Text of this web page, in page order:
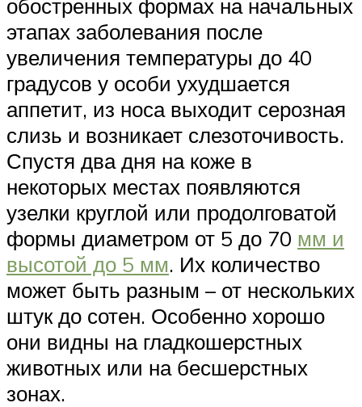
обостренных формах на начальных
этапах заболевания после
увеличения температуры до 40
градусов у особи ухудшается
аппетит, из носа выходит серозная
слизь и возникает слезоточивость.
Спустя два дня на коже в
некоторых местах появляются
узелки круглой или продолговатой
формы диаметром от 5 до 70 мм и
высотой до 5 мм. Их количество
может быть разным – от нескольких
штук до сотен. Особенно хорошо
они видны на гладкошерстных
животных или на бесшерстных
зонах.